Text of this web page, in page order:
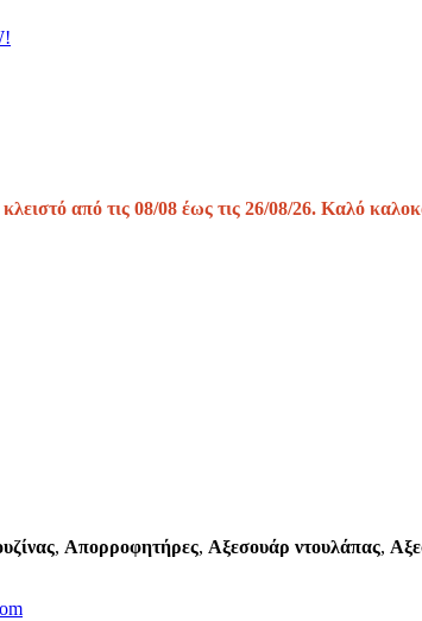
από τις 08/08 έως τις 26/08/26. Καλό
, Απορροφητήρες, Αξεσουάρ ντουλάπας,